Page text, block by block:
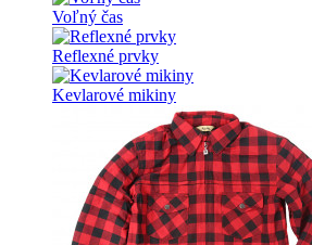
Voľný čas
Reflexné prvky
Kevlarové mikiny